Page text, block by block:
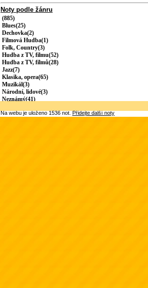
Noty podle žánru
(885)
Blues(25)
Dechovka(2)
Filmová Hudba(1)
Folk, Country(3)
Hudba z TV, filmu(52)
Hudba z TV, filmů(28)
Jazz(7)
Klasika, opera(65)
Muzikál(3)
Národní, lidové(3)
Neznámý(41)
Na webu je uloženo 1536 not.Přidejte další noty